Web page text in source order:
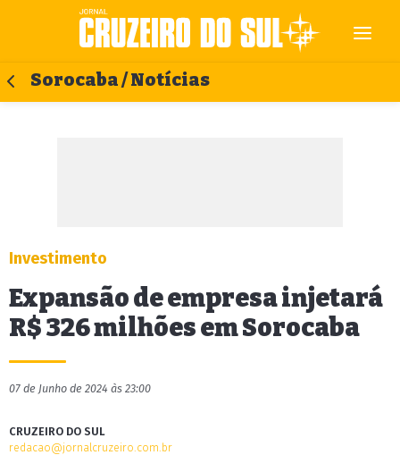
Sorocaba / Notícias
Investimento
Expansão de empresa injetará
R$ 326 milhões em Sorocaba
07 de Junho de 2024 às 23:00
CRUZEIRO DO SUL
redacao@jornalcruzeiro.com.br